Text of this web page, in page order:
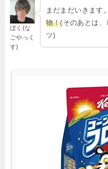
ぼく(な
ごやっく
す)
まだまだいきます
物！(そのあとは
ツ)